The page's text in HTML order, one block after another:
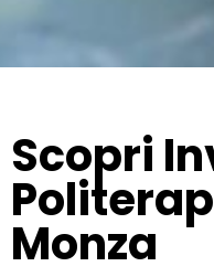
Scopri
Monza